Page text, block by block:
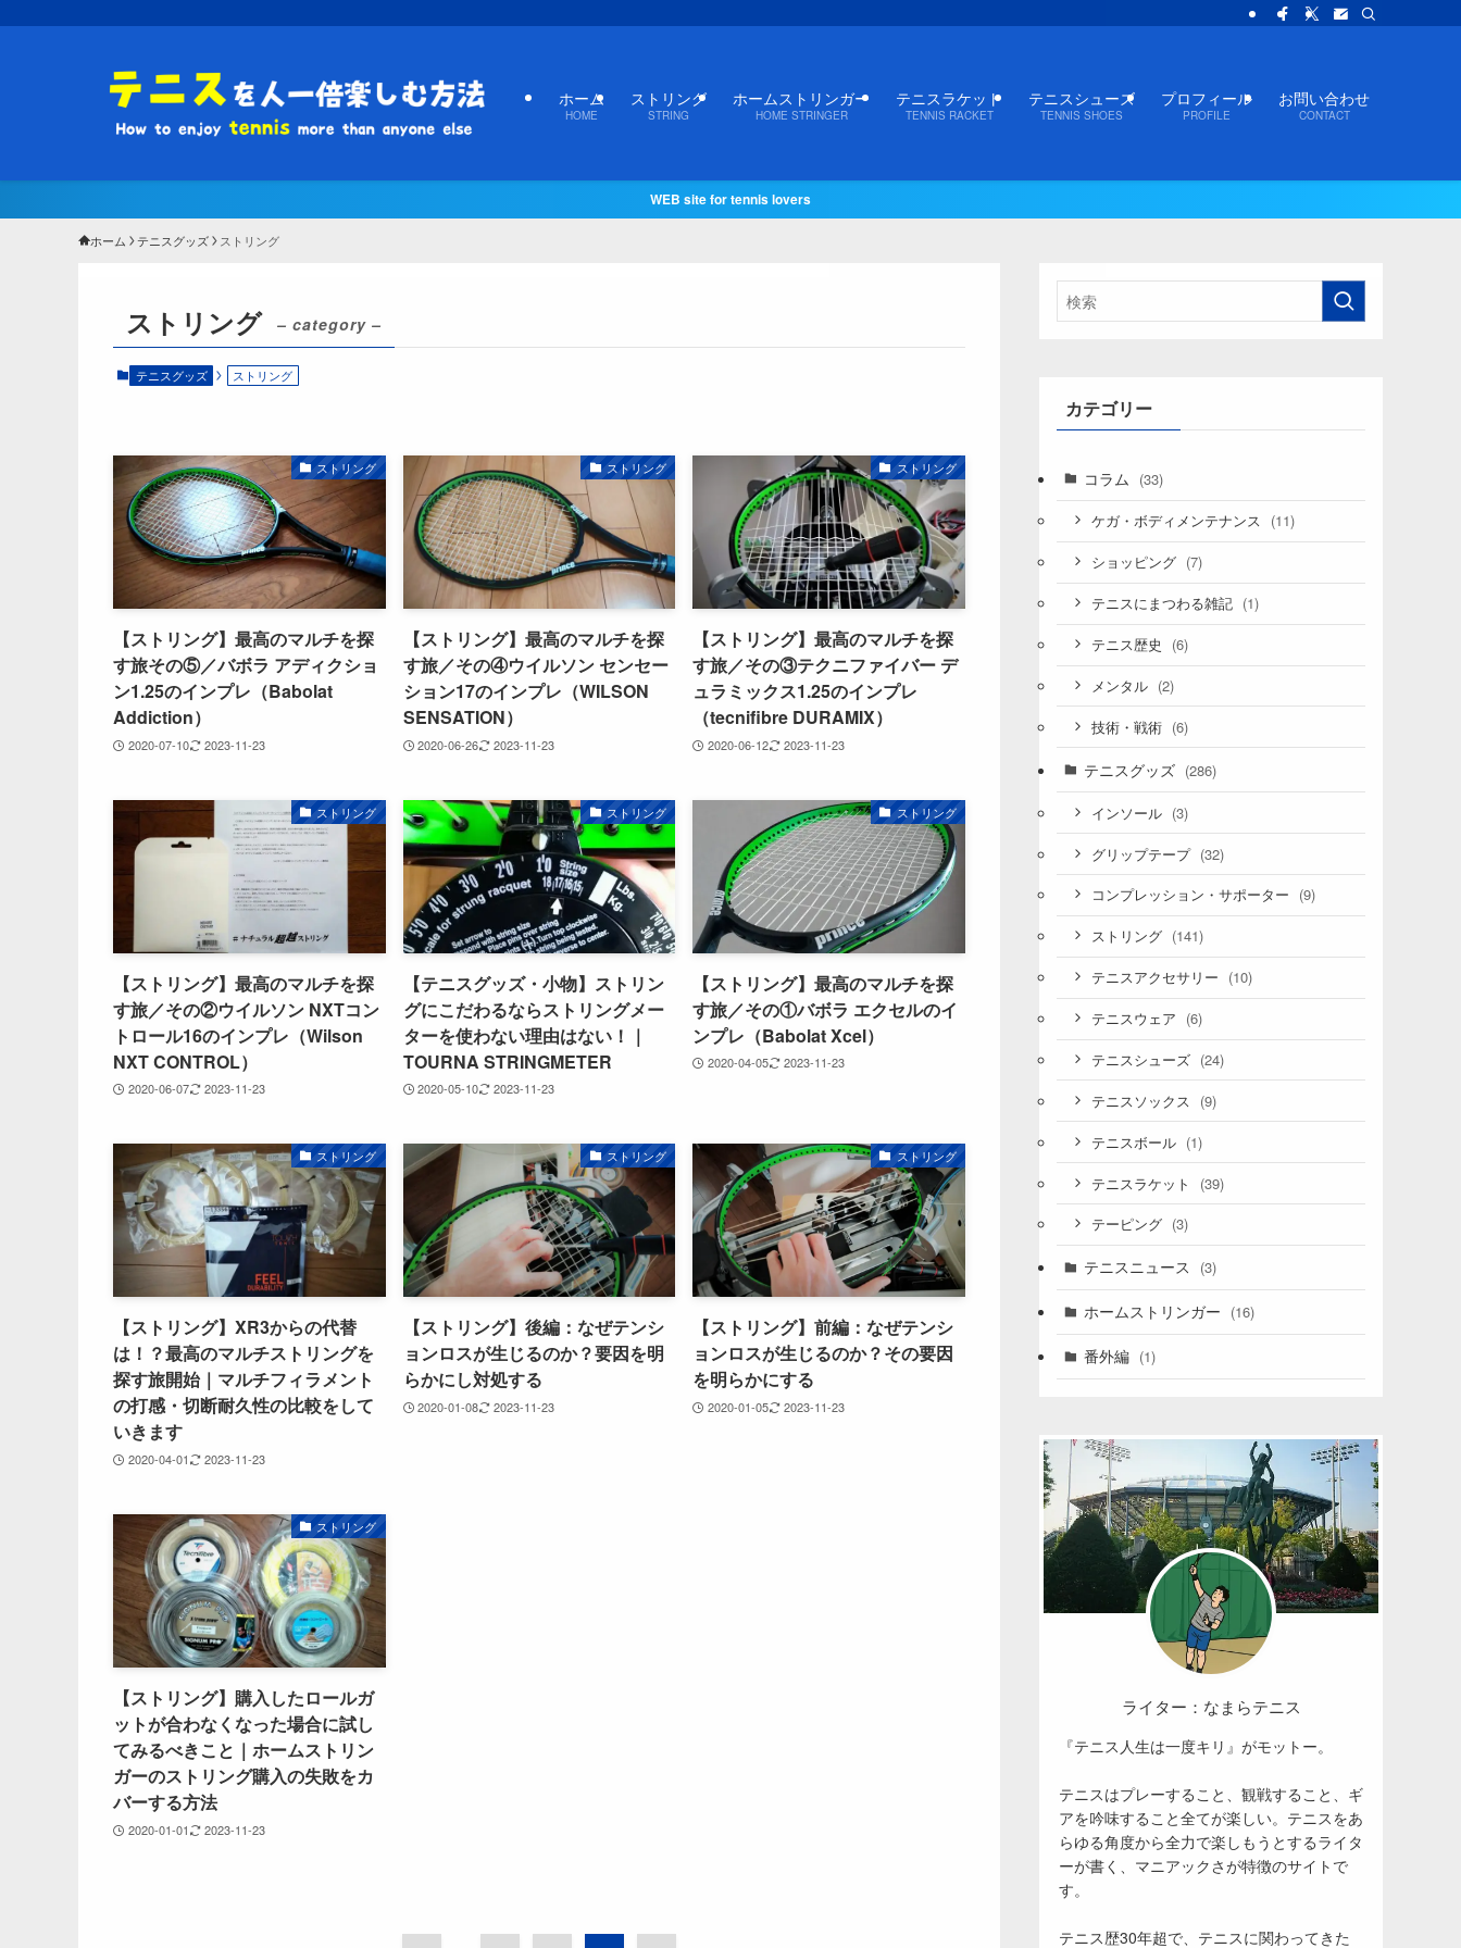
ホーム
HOME
ストリング
STRING
ホームストリンガー
HOME STRINGER
テニスラケット
TENNIS RACKET
テニスシューズ
TENNIS SHOES
プロフィール
PROFILE
お問い合わせ
CONTACT
WEB site for tennis lovers
ホーム テニスグッズ ストリング
ストリング – category –
テニスグッズ ストリング
ストリング
【ストリング】最高のマルチを探
す旅その⑤／バボラ アディクショ
ン1.25のインプレ（Babolat
Addiction）
2020-07-10 2023-11-23
ストリング
【ストリング】最高のマルチを探
す旅／その④ウイルソン センセー
ション17のインプレ（WILSON
SENSATION）
2020-06-26 2023-11-23
ストリング
【ストリング】最高のマルチを探
す旅／その③テクニファイバー デ
ュラミックス1.25のインプレ
（tecnifibre DURAMIX）
2020-06-12 2023-11-23
ストリング
【ストリング】最高のマルチを探
す旅／その②ウイルソン NXTコン
トロール16のインプレ（Wilson
NXT CONTROL）
2020-06-07 2023-11-23
ストリング
【テニスグッズ・小物】ストリン
グにこだわるならストリングメー
ターを使わない理由はない！｜
TOURNA STRINGMETER
2020-05-10 2023-11-23
ストリング
【ストリング】最高のマルチを探
す旅／その①バボラ エクセルのイ
ンプレ（Babolat Xcel）
2020-04-05 2023-11-23
ストリング
【ストリング】XR3からの代替
は！？最高のマルチストリングを
探す旅開始｜マルチフィラメント
の打感・切断耐久性の比較をして
いきます
2020-04-01 2023-11-23
ストリング
【ストリング】後編：なぜテンシ
ョンロスが生じるのか？要因を明
らかにし対処する
2020-01-08 2023-11-23
ストリング
【ストリング】前編：なぜテンシ
ョンロスが生じるのか？その要因
を明らかにする
2020-01-05 2023-11-23
ストリング
【ストリング】購入したロールガ
ットが合わなくなった場合に試し
てみるべきこと｜ホームストリン
ガーのストリング購入の失敗をカ
バーする方法
2020-01-01 2023-11-23
カテゴリー
コラム (33)
ケガ・ボディメンテナンス (11)
ショッピング (7)
テニスにまつわる雑記 (1)
テニス歴史 (6)
メンタル (2)
技術・戦術 (6)
テニスグッズ (286)
インソール (3)
グリップテープ (32)
コンプレッション・サポーター (9)
ストリング (141)
テニスアクセサリー (10)
テニスウェア (6)
テニスシューズ (24)
テニスソックス (9)
テニスボール (1)
テニスラケット (39)
テーピング (3)
テニスニュース (3)
ホームストリンガー (16)
番外編 (1)
ライター：なまらテニス
『テニス人生は一度キリ』がモットー。
テニスはプレーすること、観戦すること、ギ
アを吟味すること全てが楽しい。テニスをあ
らゆる角度から全力で楽しもうとするライタ
ーが書く、マニアックさが特徴のサイトで
す。
テニス歴30年超で、テニスに関わってきた